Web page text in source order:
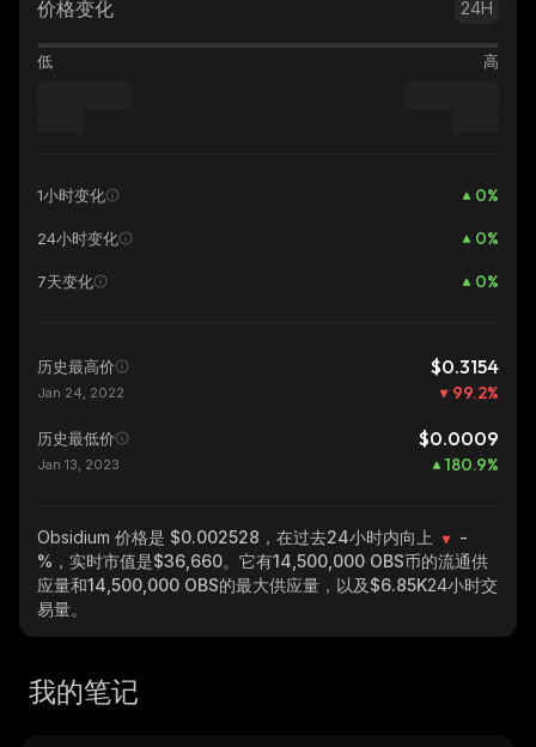
价格变化 24H
低 高
1小时变化 0%
24小时变化 0%
7天变化 0%
历史最高价 $0.3154
Jan 24, 2022 99.2%
历史最低价 $0.0009
Jan 13, 2023 180.9%
Obsidium 价格是 $0.002528，在过去24小时内向上
-
% ，实时市值是$36,660。它有14,500,000 OBS币的流通供
应量和14,500,000 OBS的最大供应量，以及$6.85K24小时交
易量。
我的笔记